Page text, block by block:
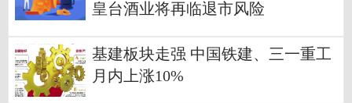
皇台酒业将再临退市风险
基建板块走强 中国铁建、三一重工
月内上涨10%